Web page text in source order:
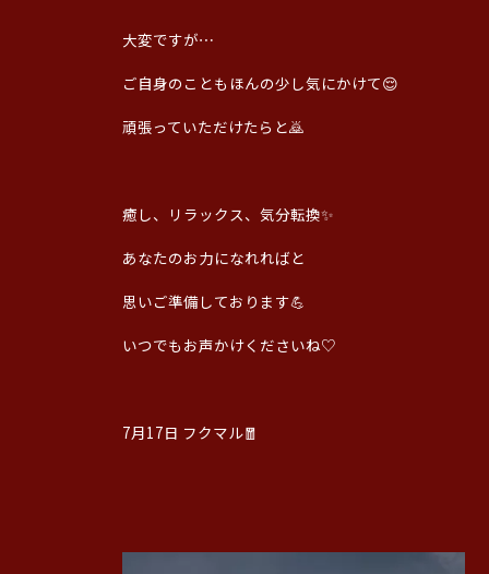
大変ですが⋯
ご自身のこともほんの少し気にかけて😌
頑張っていただけたらと🙇
癒し、リラックス、気分転換✨
あなたのお力になれればと
思いご準備しております💪
いつでもお声かけくださいね♡
7月17日 フクマル🧧